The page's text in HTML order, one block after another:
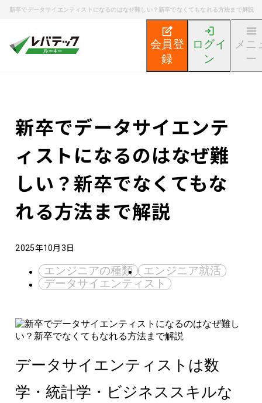
新卒でデータサイエンティストになるのはなぜ難しい？新卒でなくてもなれる方法まで解説
会員登
録
ログイ
ン
メニ
ー
エンジニア就活ノウハウ記事
新卒でデータサイエンテ
ィストになるのはなぜ難
しい？新卒でなくてもな
れる方法まで解説
2025年10月3日
エンジニアの種類
エンジニア就活
データサイエンティスト
データサイエンティストは数
学・統計学・ビジネススキルな